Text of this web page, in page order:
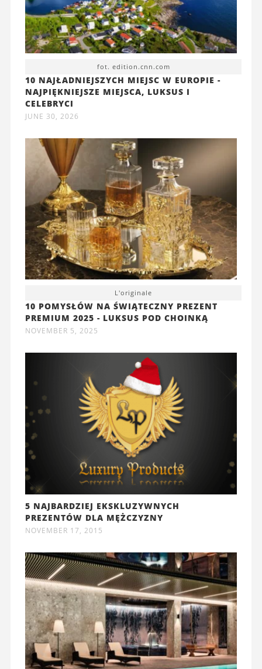
fot. edition.cnn.com
10 NAJŁADNIEJSZYCH MIEJSC W EUROPIE -
NAJPIĘKNIEJSZE MIEJSCA, LUKSUS I
CELEBRYCI
JUNE 30, 2026
L'originale
10 POMYSŁÓW NA ŚWIĄTECZNY PREZENT
PREMIUM 2025 - LUKSUS POD CHOINKĄ
NOVEMBER 5, 2025
5 NAJBARDZIEJ EKSKLUZYWNYCH
PREZENTÓW DLA MĘŻCZYZNY
NOVEMBER 17, 2015